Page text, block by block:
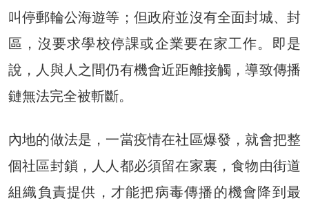
叫停郵輪公海遊等；但政府並沒有全面封城、封
區，沒要求學校停課或企業要在家工作。即是
說，人與人之間仍有機會近距離接觸，導致傳播
鏈無法完全被斬斷。
內地的做法是，一當疫情在社區爆發，就會把整
個社區封鎖，人人都必須留在家裏，食物由街道
組織負責提供，才能把病毒傳播的機會降到最